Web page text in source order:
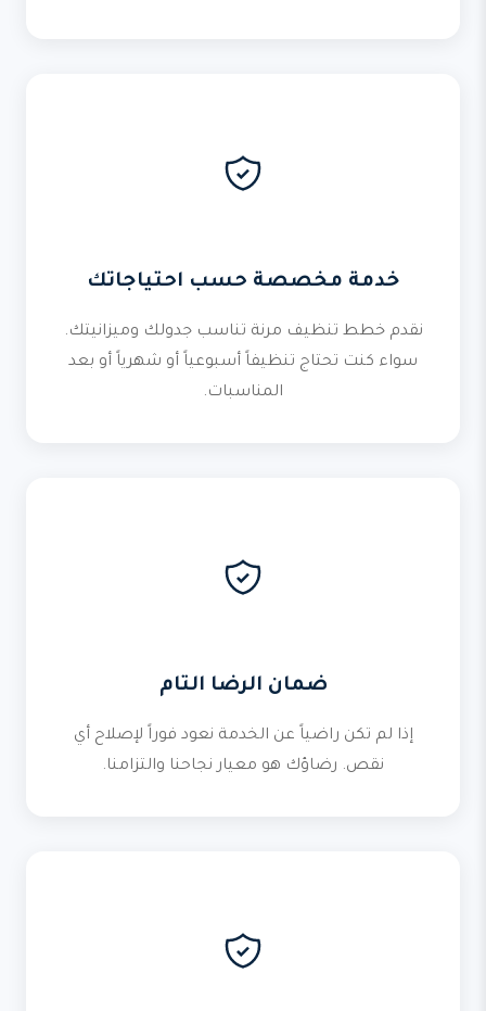
خدمة مخصصة حسب احتياجاتك
نقدم خطط تنظيف مرنة تناسب جدولك وميزانيتك.
سواء كنت تحتاج تنظيفاً أسبوعياً أو شهرياً أو بعد
المناسبات.
ضمان الرضا التام
إذا لم تكن راضياً عن الخدمة نعود فوراً لإصلاح أي
نقص. رضاؤك هو معيار نجاحنا والتزامنا.